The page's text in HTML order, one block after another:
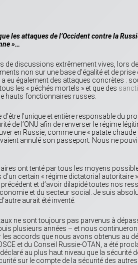
les attaques de l’Occident contre la
»…
de discussions extrêmement vives, lors
non sur une base d’égalité et de
eu également des attaques concrètes :
les « péchés mortels » et que des
hauts fonctionnaires russes.
d’être l’unique et entière responsable du
de l’ONU afin de renverser le régime
en Russie, comme une « patate chaude
annulé son passeport. Nous ne
ont tenté par tous les moyens
certain « régime dictatorial autoritaire
et d’avoir dilapidé toutes nos
et du secteur social. Je suis
aurait été inventé.
ne sont toujours pas parvenus à
plusieurs années – et nous
les accords que nous avons obtenus au
et du Conseil Russie-OTAN, a été
au plus haut niveau que la sécurité
sur le compte de la sécurité des autres.